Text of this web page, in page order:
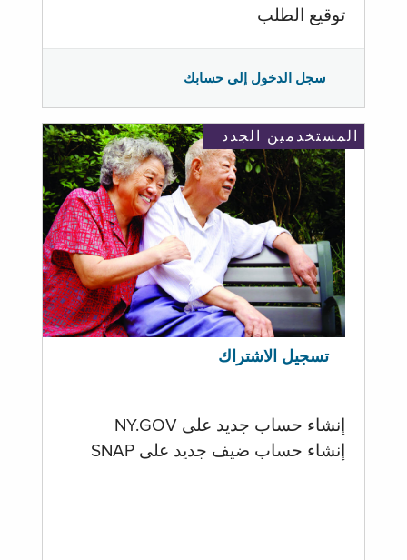
توقيع الطلب
سجل الدخول إلى حسابك
المستخدمين الجدد
تسجيل الاشتراك
إنشاء حساب جديد على NY.GOV
إنشاء حساب ضيف جديد على SNAP